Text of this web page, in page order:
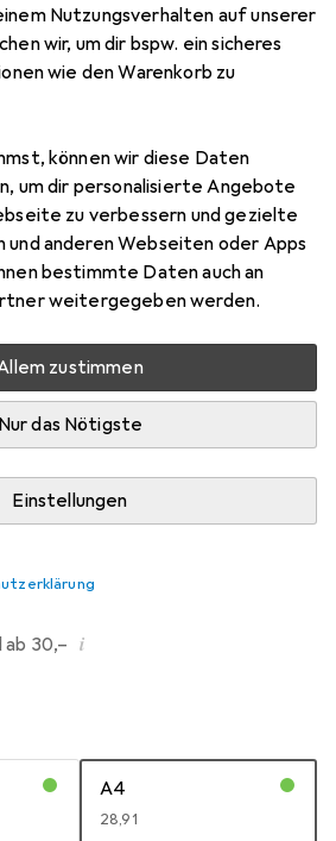
Nutzungsverhalten auf unserer
wir, um dir bspw. ein sicheres
wie den Warenkorb zu
können wir diese Daten
um dir personalisierte Angebote
zu verbessern und gezielte
und anderen Webseiten oder Apps
bestimmte Daten auch an
weitergegeben werden.
zustimmen
Nur das Nötigste
Einstellungen
8 Bilder
Etikett, 39 x 285
grau passend für
Hartpapp
Marke
Mehr von Leitz
an Lager beim Lieferanten
für genaue Lieferzeit
In den Warenkorb
ab 30,– i
A4
EUR
28,91